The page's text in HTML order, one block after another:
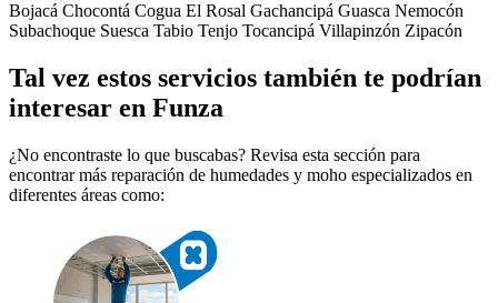
Bojacá Chocontá Cogua El Rosal Gachancipá Guasca Nemocón
Subachoque Suesca Tabio Tenjo Tocancipá Villapinzón Zipacón
Tal vez estos servicios también te podrían
interesar en Funza
¿No encontraste lo que buscabas? Revisa esta sección para
encontrar más reparación de humedades y moho especializados en
diferentes áreas como: